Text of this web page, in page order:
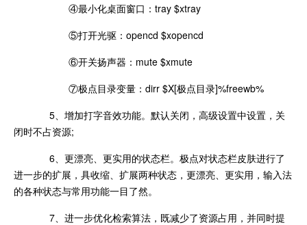
④最小化桌面窗口：tray $xtray
⑤打开光驱：opencd $xopencd
⑥开关扬声器：mute $xmute
⑦极点目录变量：dirr $X[极点目录]%freewb%
5、增加打字音效功能。默认关闭，高级设置中设置，关
闭时不占资源;
6、更漂亮、更实用的状态栏。极点对状态栏皮肤进行了
进一步的扩展，具收缩、扩展两种状态，更漂亮、更实用，输入法
的各种状态与常用功能一目了然。
7、进一步优化检索算法，既减少了资源占用，并同时提